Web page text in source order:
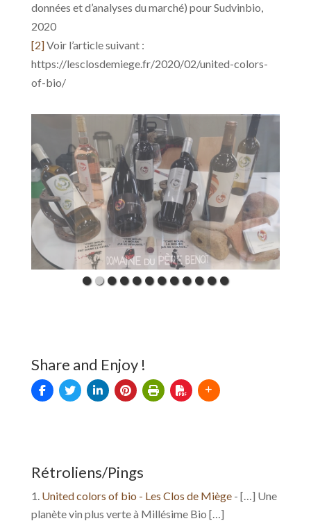
données et d’analyses du marché) pour Sudvinbio,
2020
[2]Voir l’article suivant :
https://lesclosdemiege.fr/2020/02/united-colors-
of-bio/
Share and Enjoy !
Rétroliens/Pings
United colors of bio - Les Clos de Miège- […] Une
planète vin plus verte à Millésime Bio […]